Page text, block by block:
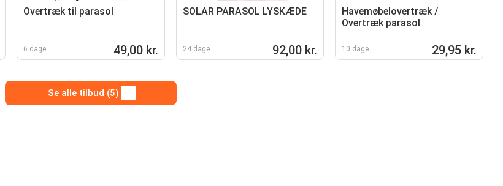
Overtræk til parasol
6 dage 49,00 kr.
SOLAR PARASOL LYSKÆDE
24 dage 92,00 kr.
Havemøbelovertræk /
Overtræk parasol
10 dage 29,95 kr.
Se alle tilbud (5)